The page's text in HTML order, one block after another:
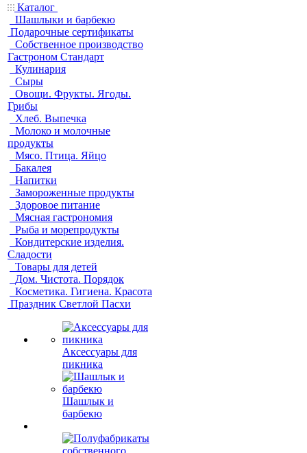
Каталог
Шашлыки и барбекю
Подарочные сертификаты
Собственное производство
Гастроном Стандарт
Кулинария
Сыры
Овощи. Фрукты. Ягоды.
Грибы
Хлеб. Выпечка
Молоко и молочные
продукты
Мясо. Птица. Яйцо
Бакалея
Напитки
Замороженные продукты
Здоровое питание
Мясная гастрономия
Рыба и морепродукты
Кондитерские изделия.
Сладости
Товары для детей
Дом. Чистота. Порядок
Косметика. Гигиена. Красота
Праздник Светлой Пасхи
Аксессуары для
пикника
Шашлык и
барбекю